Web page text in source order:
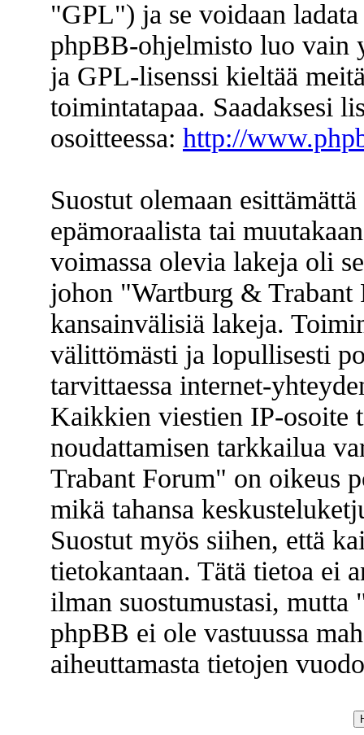
"GPL") ja se voidaan
phpBB-ohjelmisto luo vain
ja GPL-lisenssi kieltää
toimintatapaa. Saadaksesi
osoitteessa: http://
Suostut olemaan
epämoraalista tai
voimassa olevia lakeja oli
johon "Wartburg &
kansainvälisiä lakeja.
välittömästi ja lopullisesti
tarvittaessa internet-
Kaikkien viestien IP-osoite
noudattamisen tarkkailua
Trabant Forum" on oikeus
mikä tahansa
Suostut myös siihen, että
tietokantaan. Tätä tietoa ei
ilman suostumustasi,
phpBB ei ole vastuussa
aiheuttamasta tietojen